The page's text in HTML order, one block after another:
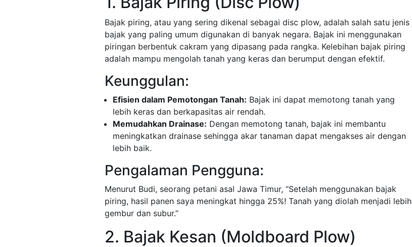
Bajak piring, atau yang sering dikenal sebagai disc plow, adalah salah satu jenis
bajak yang paling umum digunakan di banyak negara. Bajak ini menggunakan
piringan berbentuk cakram yang dipasang pada rangka. Kelebihan bajak piring
adalah mampu mengolah tanah yang keras dan berumput dengan efektif.
Keunggulan:
Efisien dalam Pemotongan Tanah: Bajak ini dapat memotong tanah yang
lebih keras dan berkapasitas air rendah.
Memudahkan Drainase: Dengan memotong tanah, bajak ini membantu
meningkatkan drainase sehingga akar tanaman dapat mengakses air dengan
lebih baik.
Pengalaman Pengguna:
Menurut Budi, seorang petani asal Jawa Timur, “Setelah menggunakan bajak
piring, hasil panen saya meningkat hingga 25%! Tanah yang diolah menjadi lebih
gembur dan subur.”
2. Bajak Kesan (Moldboard Plow)